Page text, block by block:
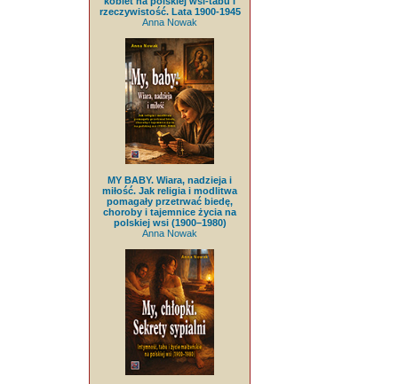
rzeczywistość. Lata 1900-1945
Anna Nowak
MY BABY. Wiara, nadzieja i
miłość. Jak religia i modlitwa
pomagały przetrwać biedę,
choroby i tajemnice życia na
polskiej wsi (1900–1980)
Anna Nowak